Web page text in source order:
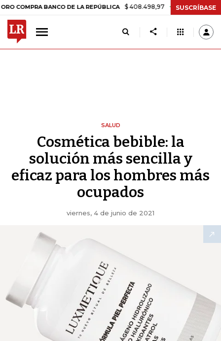
BANCO DE LA REPÚBLICA $ 408.498,97 +$ 8.753,81 +2,19%
SUSCRÍBASE
SALUD
Cosmética bebible: la
solución más sencilla y
eficaz para los hombres más
ocupados
viernes, 4 de junio de 2021